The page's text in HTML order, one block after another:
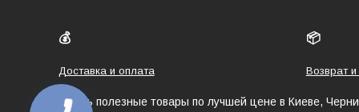
💰
Доставка и оплата
📦
Возврат
Купить полезные товары по лучшей цене в Киеве,